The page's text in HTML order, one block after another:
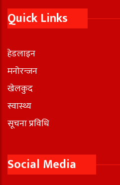
Quick Links
हेडलाइन
मनोरन्जन
खेलकुद
स्वास्थ्य
सूचना प्रविधि
Social Media